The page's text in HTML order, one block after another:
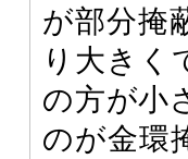
が部分掩
り大きく
の方が小
のが金環